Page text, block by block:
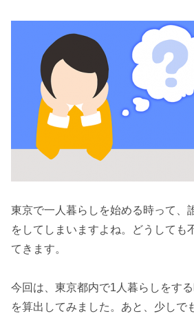
東京で一人暮らしを始める時って、
をしてしまいますよね。どうしても
てきます。
今回は、 東京都内で1人暮らしをす
を算出 してみました。あと、少しで